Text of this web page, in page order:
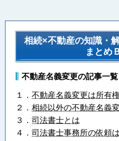
相続×不動産の知識・
まとめ
不動産名義変更の記事一覧
１． 不動産名義変更は所有
２． 相続以外の不動産名義
３． 司法書士とは
４． 司法書士事務所の依頼